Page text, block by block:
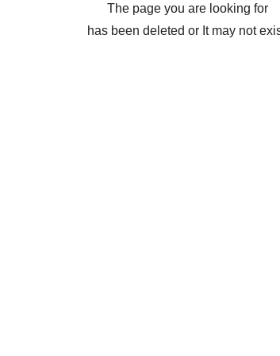
The page you are looking for
has been deleted or It may not